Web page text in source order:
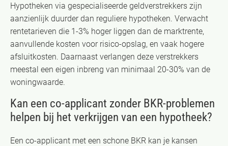
Hypotheken via gespecialiseerde geldverstrekkers zijn
aanzienlijk duurder dan reguliere hypotheken. Verwacht
rentetarieven die 1-3% hoger liggen dan de marktrente,
aanvullende kosten voor risico-opslag, en vaak hogere
afsluitkosten. Daarnaast verlangen deze verstrekkers
meestal een eigen inbreng van minimaal 20-30% van de
woningwaarde.
Kan een co-applicant zonder BKR-problemen
helpen bij het verkrijgen van een hypotheek?
Een co-applicant met een schone BKR kan je kansen